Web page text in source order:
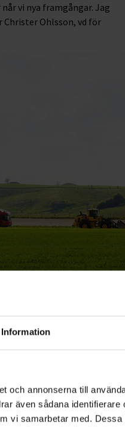
Information
och annonserna till
även sådana identifierare
vi samarbetar med.
vi nya framgångar. Jag
Ohlsson, vd för
för Affärsområde
AB och har ägnat
Med
in i ett av Ohlssons mest